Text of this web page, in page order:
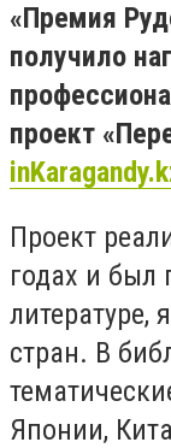
«Премия
получило
проект
Проект
годах и был
стран. В
Японии,